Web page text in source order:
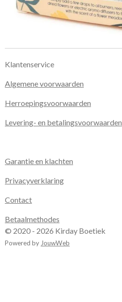
Klantenservice
Algemene voorwaarden
Herroepingsvoorwaarden
Levering- en betalingsvoorwaarden
Garantie en klachten
Privacyverklaring
Contact
Betaalmethodes
© 2020 - 2026 Kirday Boetiek
Powered by JouwWeb